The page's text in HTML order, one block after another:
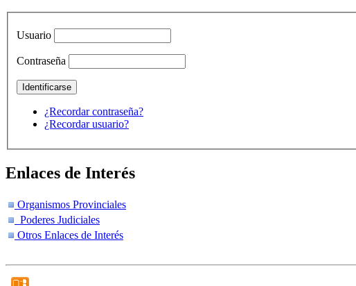
Usuario
Contraseña
¿Recordar contraseña?
¿Recordar usuario?
Enlaces de Interés
Organismos Provinciales
Poderes Judiciales
Otros Enlaces de Interés